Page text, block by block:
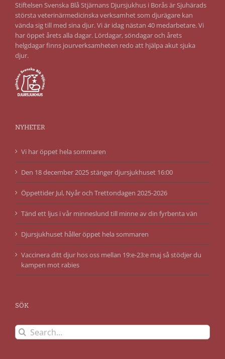
Stiftelsen Svenska Blå Stjärnans Djursjukhus i Borås är Sjuhärads
största veterinärmedicinska verksamhet som djurägare kan
vända sig till med sina djur. Vi är idag nästan 40 medarbetare. Vi
har öppet årets alla dagar. Lördagar, söndagar och årets
helgdagar finns jourverksamheten redo att hjälpa akut sjuka
djur.
NYHETER
Vi har öppet hela sommaren
Den 18 december 2025 stänger djursjukhuset 16:00
Öppettider Jul, Nyår och Trettondagen 2025-2026
Tänd ett ljus i vår minneslund till minne av din fyrbenta vän
Djursjukhuset håller öppet hela sommaren
Vaccinera ditt djur hos oss mellan 19:e-23:e maj så stödjer du
kampen mot rabies
SÖK
Search
for: